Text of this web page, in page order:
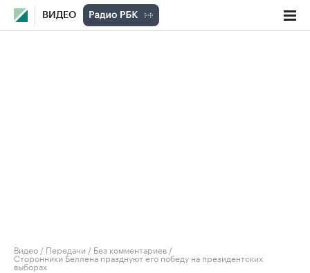
ВИДЕО
Видео / Передачи / Без комментариев /
Сторонники Беллена празднуют его победу на президентских
выборах